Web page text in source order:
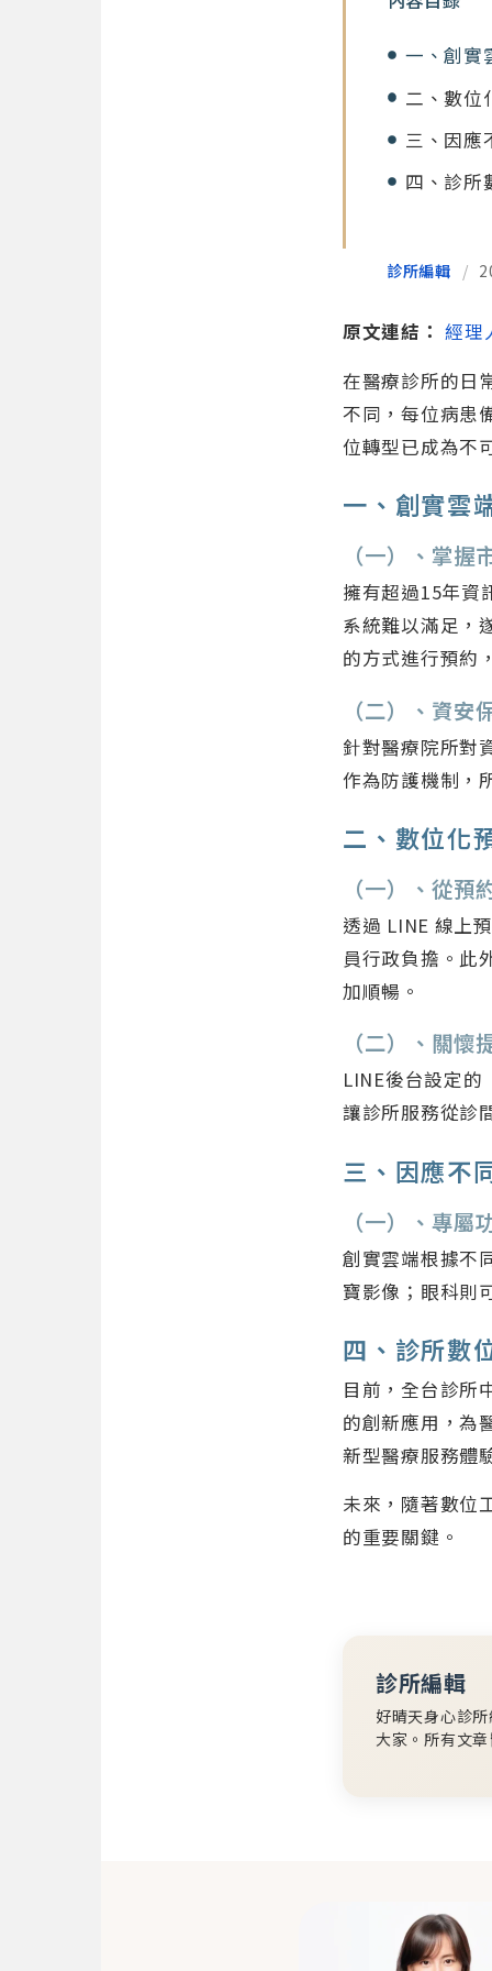
一、創實
二、數位
三、因應
四、診所
診所編輯 /
原文連結： 經理
在醫療診所的日
不同，每位病患
位轉型已成為不
一、創實雲
（一）、掌
擁有超過15年資
系統難以滿足，
的方式進行預約
（二）、資安
針對醫療院所對
作為防護機制，
二、數位化
（一）、從
透過 LINE 線上
員行政負擔。此
加順暢。
（二）、關
LINE後台設定
讓診所服務從診
三、因應不
（一）、專
創實雲端根據不
寶影像；眼科則
四、診所數
目前，全台診所
的創新應用，為
新型醫療服務體
未來，隨著數位
的重要關鍵。
診所編輯
好晴天身心診
大家。所有文